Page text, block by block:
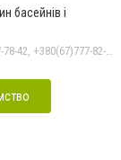
басейнів і
+380(44)502-01-02, +380(66)777-78-42, +380(67)777-82-19, +380(67)890-80-80, +380(73)890-80-80, +380(44)502-01-03